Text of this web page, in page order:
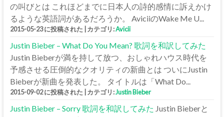
の叫びとは これほどまでに日本人の詩的感情に訴えかけ
るような英語詞があるだろうか。 AviciiのWake Me U...
2015-05-23 に投稿された カテゴリ:Avicii
Justin Bieber – What Do You Mean? 歌詞を和訳してみた
Justin Bieberが満を持して放つ、おしゃれハウス時代を
予感させる圧倒的なクオリティの新曲とは ついにJustin
Bieberが新曲を発表した。 タイトルは「What Do...
2015-09-02 に投稿された カテゴリ:Justin Bieber
Justin Bieber – Sorry 歌詞を和訳してみた Justin Bieberと